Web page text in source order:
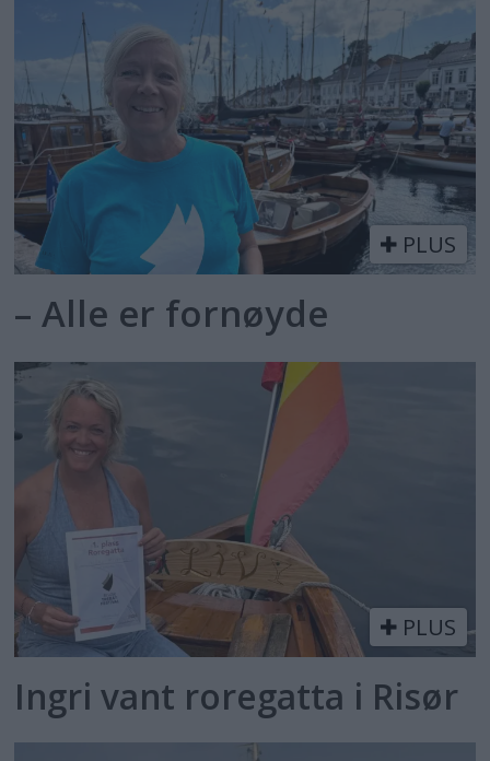
PLUS
– Alle er fornøyde
PLUS
Ingri vant roregatta i Risør